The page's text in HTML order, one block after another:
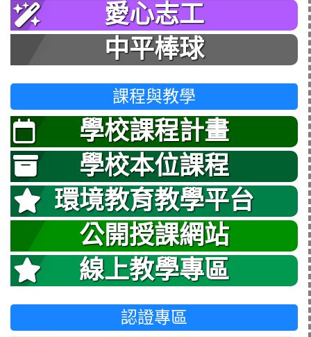
愛心志工
中平棒球
課程與教學
學校課程計畫
學校本位課程
環境教育教學平台
公開授課網站
線上教學專區
認證專區